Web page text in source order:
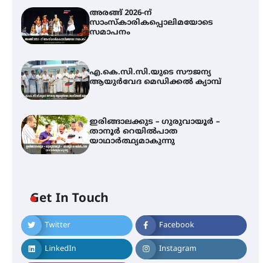
അരങ്ങ് 2026-ന്
സാംസ്കാരികപ്പൊലിമയോടെ
സമാപനം
എ.കെ.സി.സി.യുടെ സൗജന്യ
ആയുർവേദ മെഡിക്കൽ ക്യാമ്പ്
ഇരിങ്ങാലക്കുട – ഗുരുവായൂർ –
താനൂർ റെയിൽപാത
യാഥാർത്ഥ്യമാകുന്നു
Get In Touch
Twitter Facebook
LinkedIn Instagram
അരങ്ങ് 2026-ന്
സാംസ്കാരികപ്പൊലിമയോടെ
സമാപനം